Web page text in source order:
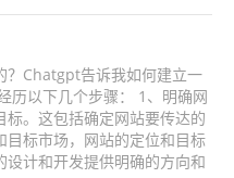
？Chatgpt告诉我如何建立一
历以下几个步骤： 1、明确网
。这包括确定网站要传达的
标市场，网站的定位和目标
计和开发提供明确的方向和